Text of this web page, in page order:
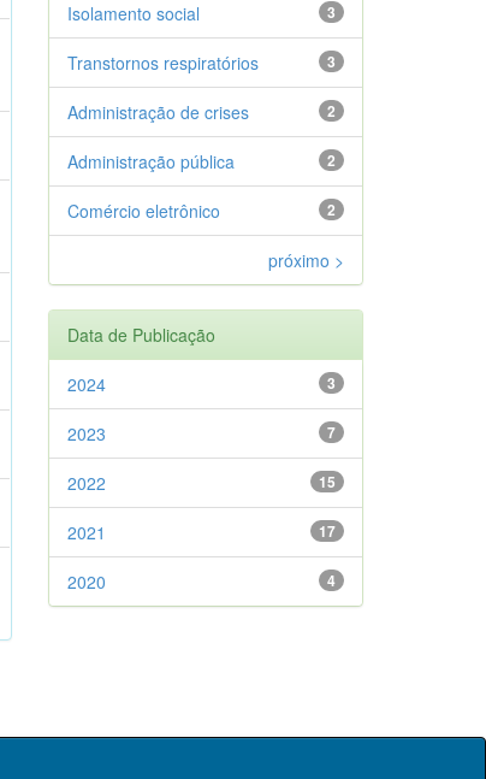
3
Isolamento social
3
Transtornos respiratórios
2
Administração de crises
2
Administração pública
2
Comércio eletrônico
próximo >
Data de Publicação
3
2024
7
2023
15
2022
17
2021
4
2020